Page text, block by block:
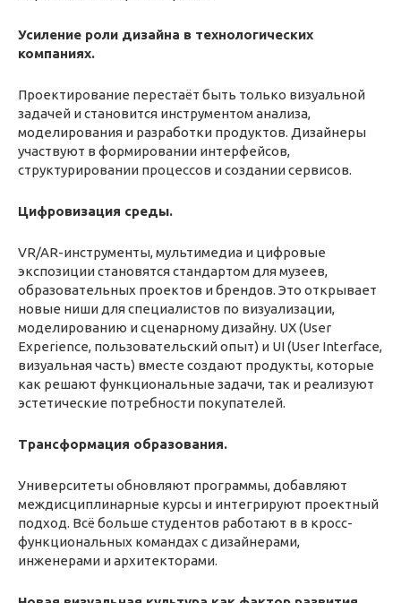
Усиление роли дизайна в технологических
компаниях.
Проектирование перестаёт быть только визуальной
задачей и становится инструментом анализа,
моделирования и разработки продуктов. Дизайнеры
участвуют в формировании интерфейсов,
структурировании процессов и создании сервисов.
Цифровизация среды.
VR/AR-инструменты, мультимедиа и цифровые
экспозиции становятся стандартом для музеев,
образовательных проектов и брендов. Это открывает
новые ниши для специалистов по визуализации,
моделированию и сценарному дизайну. UX (User
Experience, пользовательский опыт) и UI (User Interface,
визуальная часть) вместе создают продукты, которые
как решают функциональные задачи, так и реализуют
эстетические потребности покупателей.
Трансформация образования.
Университеты обновляют программы, добавляют
междисциплинарные курсы и интегрируют проектный
подход. Всё больше студентов работают в в кросс-
функциональных командах с дизайнерами,
инженерами и архитекторами.